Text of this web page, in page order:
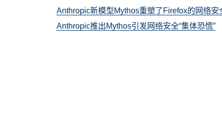
Anthropic新模型Mythos重塑了Firefox的网络安
Anthropic推出Mythos引发网络安全“集体恐慌”